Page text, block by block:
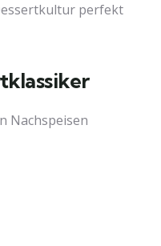
perfekt
Nachspeisen